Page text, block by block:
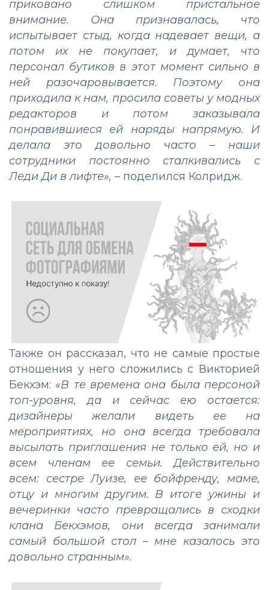
приковано слишком пристальное
внимание. Она признавалась, что
испытывает стыд, когда надевает вещи, а
потом их не покупает, и думает, что
персонал бутиков в этот момент сильно в
ней разочаровывается. Поэтому она
приходила к нам, просила советы у модных
редакторов и потом заказывала
понравившиеся ей наряды напрямую. И
делала это довольно часто – наши
сотрудники постоянно сталкивались с
Леди Ди в лифте», – поделился Колридж.
Также он рассказал, что не самые простые
отношения у него сложились с Викторией
Бекхэм: «В те времена она была персоной
топ-уровня, да и сейчас ею остается:
дизайнеры желали видеть ее на
мероприятиях, но она всегда требовала
высылать приглашения не только ей, но и
всем членам ее семьи. Действительно
всем: сестре Луизе, ее бойфренду, маме,
отцу и многим другим. В итоге ужины и
вечеринки часто превращались в сходки
клана Бекхэмов, они всегда занимали
самый большой стол – мне казалось это
довольно странным».